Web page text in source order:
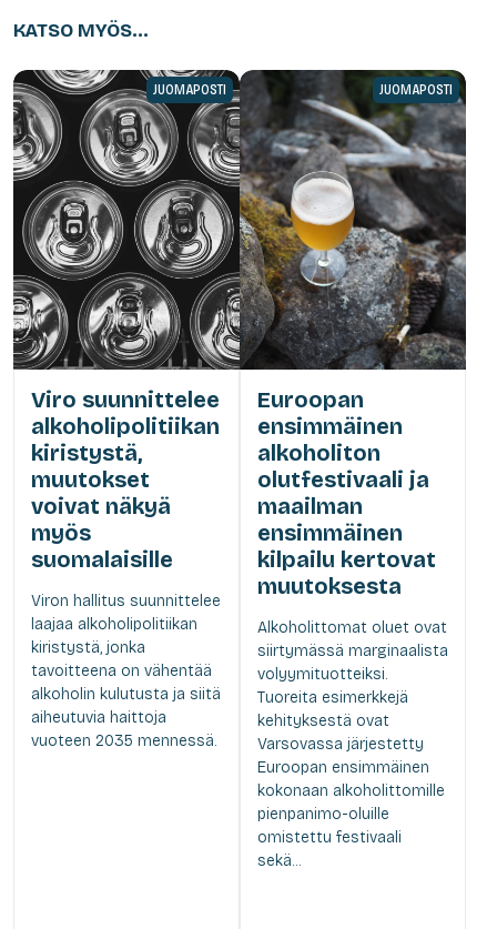
KATSO MYÖS...
JUOMAPOSTI
Viro suunnittelee
alkoholipolitiikan
kiristystä,
muutokset
voivat näkyä
myös
suomalaisille
Viron hallitus suunnittelee
laajaa alkoholipolitiikan
kiristystä, jonka
tavoitteena on vähentää
alkoholin kulutusta ja siitä
aiheutuvia haittoja
vuoteen 2035 mennessä.
JUOMAPOSTI
Euroopan
ensimmäinen
alkoholiton
olutfestivaali ja
maailman
ensimmäinen
kilpailu kertovat
muutoksesta
Alkoholittomat oluet ovat
siirtymässä marginaalista
volyymituotteiksi.
Tuoreita esimerkkejä
kehityksestä ovat
Varsovassa järjestetty
Euroopan ensimmäinen
kokonaan alkoholittomille
pienpanimo-oluille
omistettu festivaali
sekä...